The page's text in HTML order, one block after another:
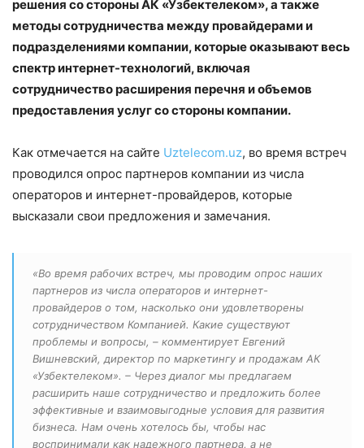
решения со стороны АК «Узбектелеком», а также
методы сотрудничества между провайдерами и
подразделениями компании, которые оказывают весь
спектр интернет-технологий, включая
сотрудничество расширения перечня и объемов
предоставления услуг со стороны компании.
Как отмечается на сайте Uztelecom.uz, во время встреч
проводился опрос партнеров компании из числа
операторов и интернет-провайдеров, которые
высказали свои предложения и замечания.
«Во время рабочих встреч, мы проводим опрос наших
партнеров из числа операторов и интернет-
провайдеров о том, насколько они удовлетворены
сотрудничеством Компанией. Какие существуют
проблемы и вопросы, – комментирует Евгений
Вишневский, директор по маркетингу и продажам АК
«Узбектелеком». – Через диалог мы предлагаем
расширить наше сотрудничество и предложить более
эффективные и взаимовыгодные условия для развития
бизнеса. Нам очень хотелось бы, чтобы нас
воспринимали как надежного партнера, а не